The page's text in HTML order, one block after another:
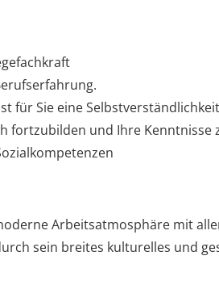
für Sie eine
fortzubilden und Ihre Kenntnisse
Arbeitsatmosphäre mit
sein breites kulturelles und